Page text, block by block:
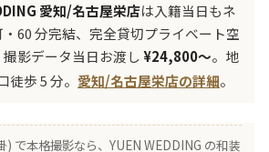
愛知/名古屋栄店は入籍当日もネ
60 分完結、完全貸切プライベート空
影データ当日お渡し¥24,800〜。地
徒歩 5 分。 愛知/名古屋栄店の詳細。
) で本格撮影なら、YUEN WEDDING の和装